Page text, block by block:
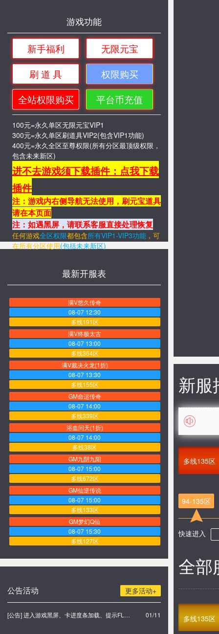
游戏功能
新手福利
无限元宝
刷 道 具
权限购买
全站权限购买
平台币充值
100元=永久单区无限元宝VIP1
300元=永久单区刷道具VIP2(包含VIP1功能)
400元=永久全区至尊权限(所有分区最顶级权限，
包含未来新区)
进不去游戏须下载插件：点我下载
插件
注：游戏内右侧导航无法使用，刷元宝道具
请在本页面
注：如遇黑屏，请联系客服直接处理恢复
任何游戏全区权限都包含所有VIP1-VIP3功能 ， 可
在所有分区使用(包括未来新区)
最新开服表
满V悠久传奇
08-07 12:30
多线191区
满V终极太古
08-07 13:00
多线364区
满V裁决火龙(1折)
08-07 13:30
多线155区
GM命运传奇
08-07 14:00
多线339区
浴血问天(1折)
08-07 14:00
多线38区
GM九阴九阳
08-07 15:00
多线672区
GM仙逆传说
08-07 15:00
多线133区
GM梦幻Q仙
08-07 15:30
多线127区
多线393区
GM秦美人
更多活动+
公告活动
[公告] 进入游戏黑屏、卡进度条加载、提示FLASH无法加载解决办法 01/11
新服
多线135区
94-135区
快速进入
全部
多线135区